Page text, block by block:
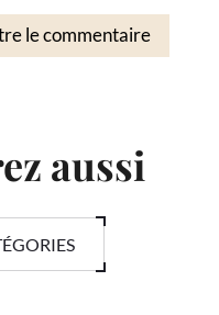
le commentaire
aussi